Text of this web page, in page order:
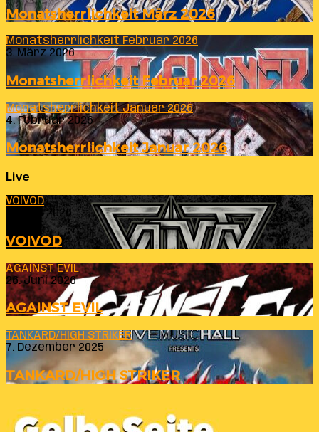
Monatsherrlichkeit März 2026
Monatsherrlichkeit Februar 2026
3. März 2026
Monatsherrlichkeit Februar 2026
Monatsherrlichkeit Januar 2026
4. Februar 2026
Monatsherrlichkeit Januar 2026
Live
VOIVOD
23. Juli 2026
VOIVOD
AGAINST EVIL
26. Juni 2026
AGAINST EVIL
TANKARD/HIGH STRIKER
7. Dezember 2025
TANKARD/HIGH STRIKER